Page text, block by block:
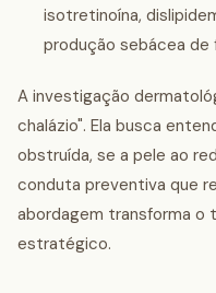
isotretinoína,
produção sebácea de
A investigação
chalázio". Ela busca
obstruída, se a pele ao
conduta preventiva que
abordagem transforma
estratégico.